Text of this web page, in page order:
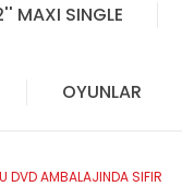
MAXI SINGLE
OYUNLAR
DVD AMBALAJINDA SIFIR